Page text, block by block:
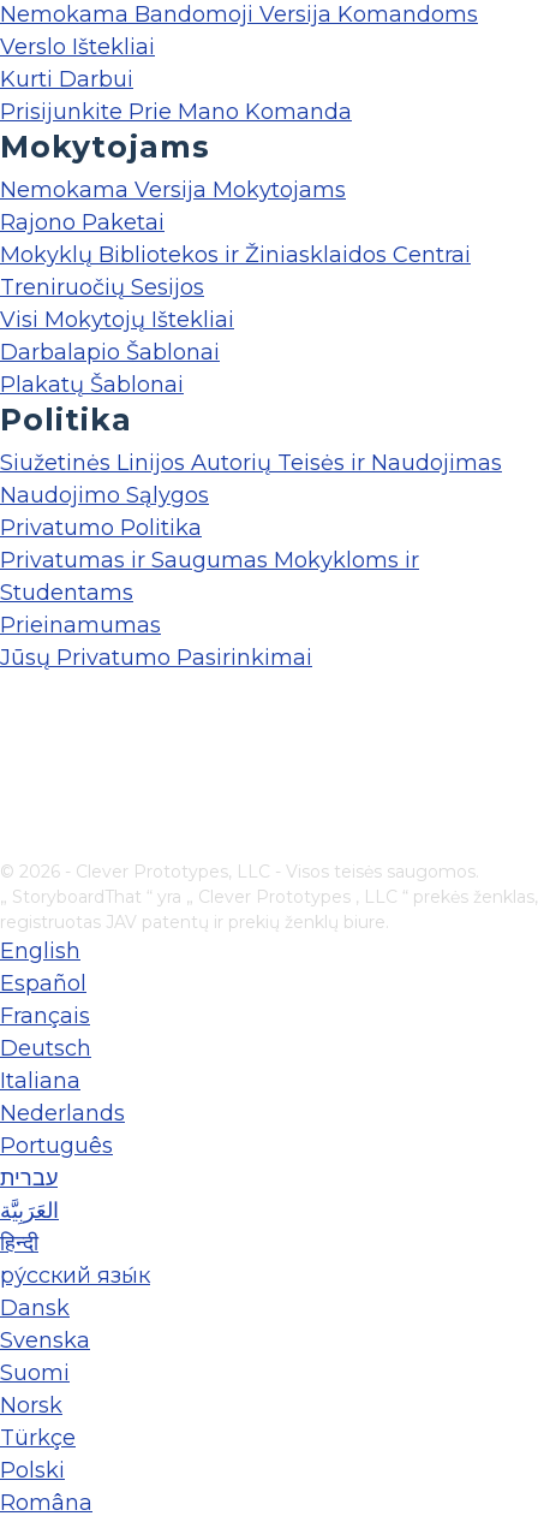
Nemokama Bandomoji Versija Komandoms
Verslo Ištekliai
Kurti Darbui
Prisijunkite Prie Mano Komanda
Mokytojams
Nemokama Versija Mokytojams
Rajono Paketai
Mokyklų Bibliotekos ir Žiniasklaidos Centrai
Treniruočių Sesijos
Visi Mokytojų Ištekliai
Darbalapio Šablonai
Plakatų Šablonai
Politika
Siužetinės Linijos Autorių Teisės ir Naudojimas
Naudojimo Sąlygos
Privatumo Politika
Privatumas ir Saugumas Mokykloms ir
Studentams
Prieinamumas
Jūsų Privatumo Pasirinkimai
© 2026 - Clever Prototypes, LLC - Visos teisės saugomos.
„ StoryboardThat “ yra „ Clever Prototypes , LLC “ prekės ženklas,
registruotas JAV patentų ir prekių ženklų biure.
English
Español
Français
Deutsch
Italiana
Nederlands
Português
עברית
العَرَبِيَّة
हिन्दी
ру́сский язы́к
Dansk
Svenska
Suomi
Norsk
Türkçe
Polski
Româna